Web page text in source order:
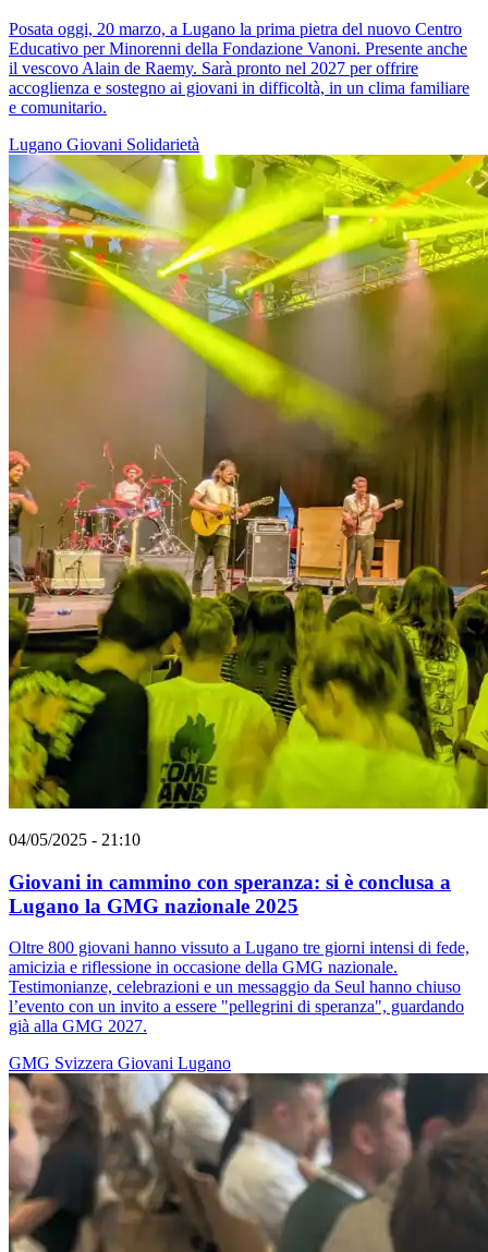
Posata oggi, 20 marzo, a Lugano la prima pietra del nuovo Centro
Educativo per Minorenni della Fondazione Vanoni. Presente anche
il vescovo Alain de Raemy. Sarà pronto nel 2027 per offrire
accoglienza e sostegno ai giovani in difficoltà, in un clima familiare
e comunitario.
Lugano Giovani Solidarietà
04/05/2025 - 21:10
Giovani in cammino con speranza: si è conclusa a
Lugano la GMG nazionale 2025
Oltre 800 giovani hanno vissuto a Lugano tre giorni intensi di fede,
amicizia e riflessione in occasione della GMG nazionale.
Testimonianze, celebrazioni e un messaggio da Seul hanno chiuso
l’evento con un invito a essere "pellegrini di speranza", guardando
già alla GMG 2027.
GMG Svizzera Giovani Lugano